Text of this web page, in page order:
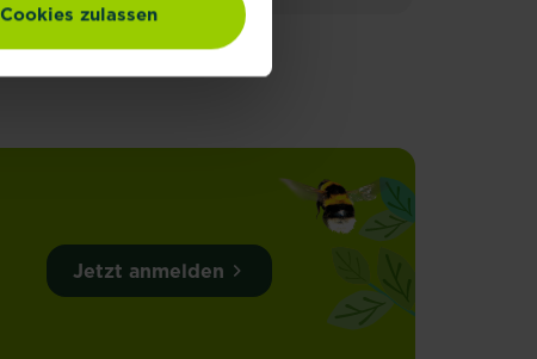
Cookies zulassen
Jetzt anmelden